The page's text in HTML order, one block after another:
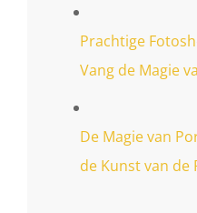
Prachtige
Vang de Magie
De Magie van
de Kunst van